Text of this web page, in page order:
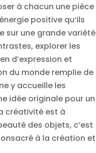
à chacun une pièce
positive qu’ils
sur une grande variété
explorer les
d’expression et
du monde remplie de
y accueille les
idée originale pour un
créativité est à
des objets, c’est
à la création et